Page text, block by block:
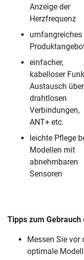
Anzeige der
Herzfrequenz
umfangreiches
einfacher,
kabelloser
Austausch über
drahtlosen
Verbindungen,
ANT+ etc.
leichte Pflege
Modellen mit
abnehmbaren
Sensoren
Tipps zum
Messen Sie
optimale